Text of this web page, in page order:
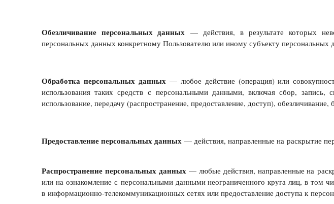
Обезличивание персональных данных — действия, в результате которых
персональных данных конкретному Пользователю или иному субъекту персональных
Обработка персональных данных— любое действие (операция) или
использования таких средств с персональными данными, включая сбор, запись,
использование, передачу (распространение, предоставление, доступ),
Предоставление персональных данных — действия, направленные на раскрытие
Распространение персональных данных— любые действия, направленные на
или на ознакомление с персональными данными неограниченного круга лиц, в том
в информационно-телекоммуникационных сетях или предоставление доступа к